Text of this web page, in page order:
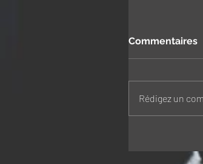
Commentaires
Rédigez un